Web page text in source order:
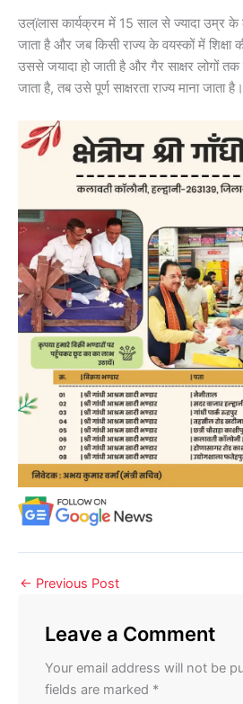
उल्ïलास कार्यक्रम में 15 साल से ज्यादा उम्र के
जाता है और जब किसी राज्य के वयस्कों में शिक्षा
उससे जयादा हो जाती है और गैर साक्षर लोगों तक
जाता है, तब उसे पूर्ण साक्षरता राज्य माना जाता है।
← Previous Post
Leave a Comment
Your email address will not be
fields are marked *